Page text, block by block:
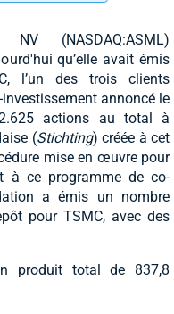
(NASDAQ:ASML)
qu’elle avait émis
l’un des trois clients
annoncé le
actions au total à
(Stichting) créée à cet
mise en œuvre pour
à ce programme de co-
a émis un nombre
pour TSMC, avec des
produit total de 837,8